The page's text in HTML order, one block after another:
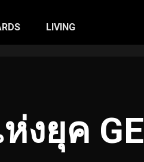
LIVING
งยุค